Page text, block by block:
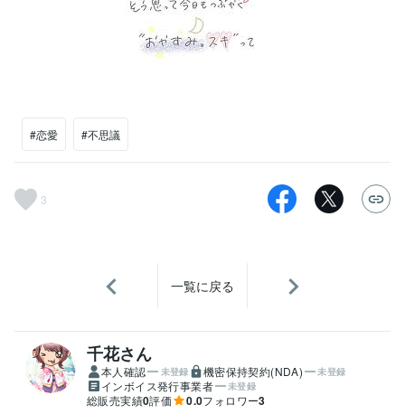
#恋愛 #不思議
3
一覧に戻る
千花さん
本人確認 未登録 機密保持契約(NDA) 未登録
インボイス発行事業者 未登録
総販売実績0評価 0.0フォロワー3